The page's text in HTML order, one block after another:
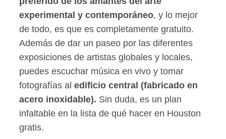
experimental y contemporáneo, y lo mejor
de todo, es que es completamente gratuito.
Además de dar un paseo por las diferentes
exposiciones de artistas globales y locales,
puedes escuchar música en vivo y tomar
fotografías aledificio central (fabricado en
acero inoxidable). Sin duda, es un plan
infaltable en la lista de qué hacer en Houston
gratis.